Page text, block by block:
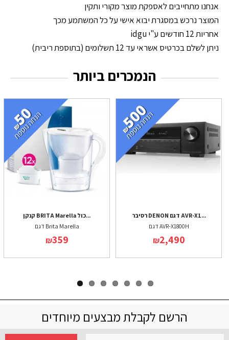
אנחנו מתחייבים לאספקת מוצר מקורי ותקין
המוצר נרכש במסגרת יבוא אישי על כל המשתמע מכך
אחריות 12 חודשים ע"י idgu
ניתן לשלם בכרטיס אשראי עד 12 תשלומים (בתוספת ריבית)
הנמכרים ביותר
קנקן BRITA Marella כול...
דגם Brita Marella
₪359
רסיבר DENON דגם AVR-X1...
דגם AVR-X1800H
₪2,490
הרשם לקבלת מבצעים מיוחדים